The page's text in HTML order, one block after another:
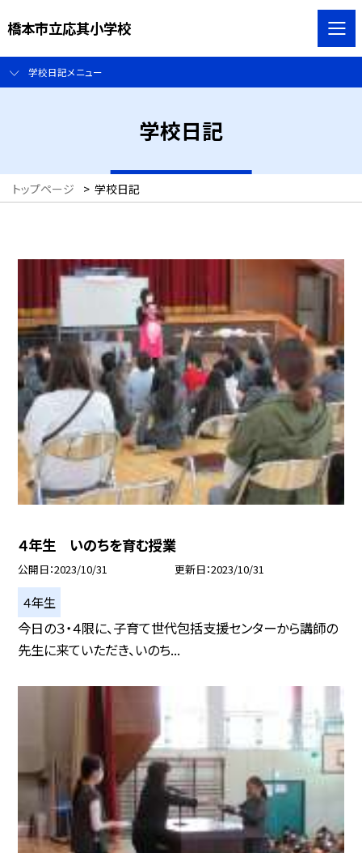
橋本市立応其小学校
学校日記メニュー
学校日記
トップページ > 学校日記
４年生 いのちを育む授業
公開日 2023/10/31 更新日 2023/10/31
４年生
今日の３・４限に、子育て世代包括支援センターから講師の
先生に来ていただき、いのち...